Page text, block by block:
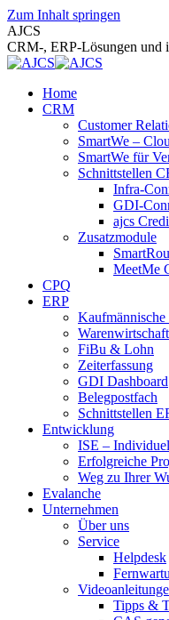
Zum Inhalt springen
AJCS
CRM-, ERP-Lösungen und
Home
CRM
Customer
SmartWe –
SmartWe für
Schnittstellen
Infra-
GDI-
ajcs
Zusatzmodule
MeetMe
CPQ
ERP
Kaufmännische
Warenwirtschaft
FiBu & Lohn
Zeiterfassung
GDI Dashboard
Belegpostfach
Schnittstellen
Entwicklung
ISE –
Erfolgreiche
Weg zu Ihrer
Evalanche
Unternehmen
Über uns
Service
Helpdesk
Tipps &